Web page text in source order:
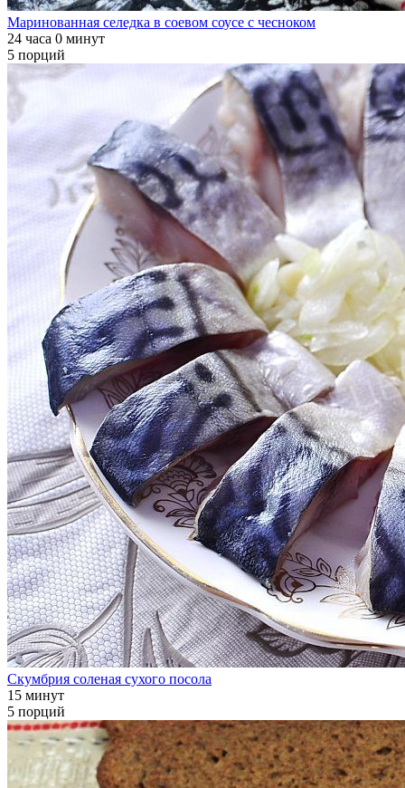
Маринованная селедка в соевом соусе с чесноком
24 часа 0 минут
5 порций
Скумбрия соленая сухого посола
15 минут
5 порций